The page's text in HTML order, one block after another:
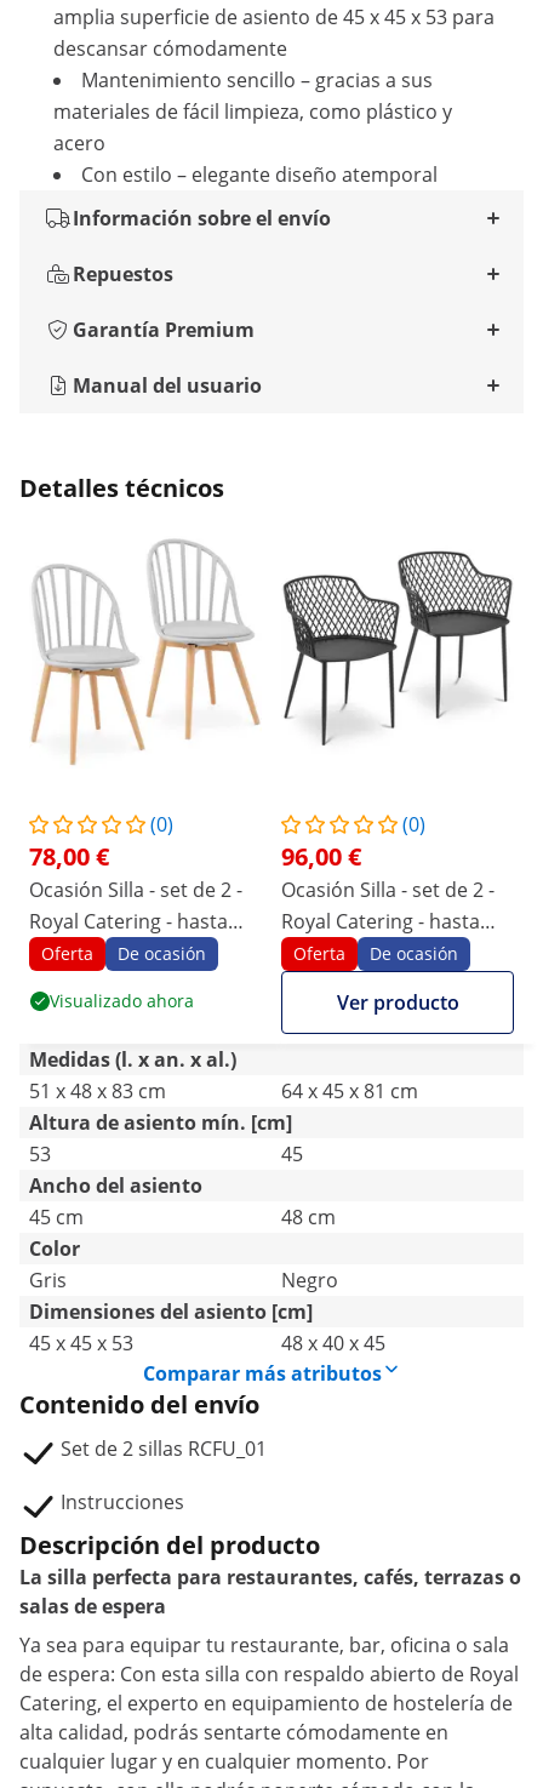
amplia superficie de asiento de 45 x 45 x 53 para
descansar cómodamente
Mantenimiento sencillo – gracias a sus
materiales de fácil limpieza, como plástico y
acero
Con estilo – elegante diseño atemporal
Información sobre el envío
Repuestos
Garantía Premium
Manual del usuario
Detalles técnicos
(0)
78,00 €
Ocasión Silla - set de 2 -
Royal Catering - hasta
150 kg - respaldo abierto
Oferta De ocasión
Visualizado ahora
(0)
96,00 €
Ocasión Silla - set de 2 -
Royal Catering - hasta
150 kg - respaldo con
rombos - reposabrazos -
Oferta De ocasión
Ver producto
Medidas (l. x an. x al.)
51 x 48 x 83 cm
64 x 45 x 81 cm
Altura de asiento mín. [cm]
53
45
Ancho del asiento
45 cm
48 cm
Color
Gris
Negro
Dimensiones del asiento [cm]
45 x 45 x 53
48 x 40 x 45
Comparar más atributos
Contenido del envío
Set de 2 sillas RCFU_01
Instrucciones
Descripción del producto
La silla perfecta para restaurantes, cafés, terrazas o
salas de espera
Ya sea para equipar tu restaurante, bar, oficina o sala
de espera: Con esta silla con respaldo abierto de Royal
Catering, el experto en equipamiento de hostelería de
alta calidad, podrás sentarte cómodamente en
cualquier lugar y en cualquier momento. Por